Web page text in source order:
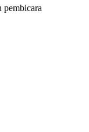
pembicara